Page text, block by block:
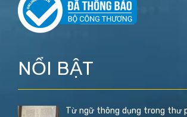
NỔI BẬT
Từ ngữ thông dụng trong thư